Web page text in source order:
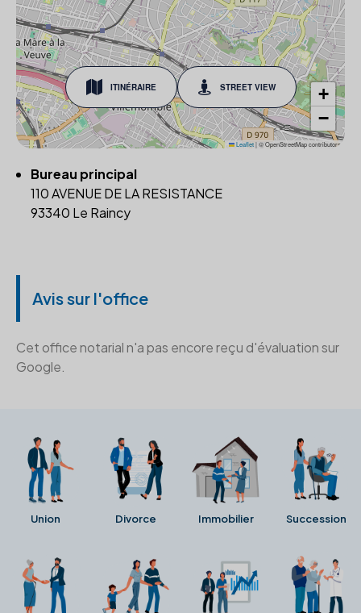
ITINÉRAIRE STREET VIEW
+
−
Leaflet|© OpenStreetMap contributors
Bureau principal
110 AVENUE DE LA RESISTANCE
93340 Le Raincy
Avis sur l'office
Cet office notarial n'a pas encore reçu d'évaluation sur
Google.
Union Divorce Immobilier Succession